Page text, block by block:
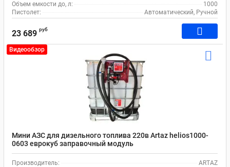
Объем емкости до, л:
1000
Пистолет:
Автоматический, Ручной
23 689 руб
Видеообзор
Мини АЗС для дизельного топлива 220в Artaz helios1000-
0603 еврокуб заправочный модуль
Производитель:
ARTAZ